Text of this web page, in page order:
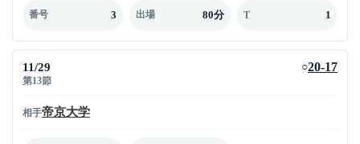
番号 3 出場 80分 T 1
11/29
第13節
○20-17
相手帝京大学